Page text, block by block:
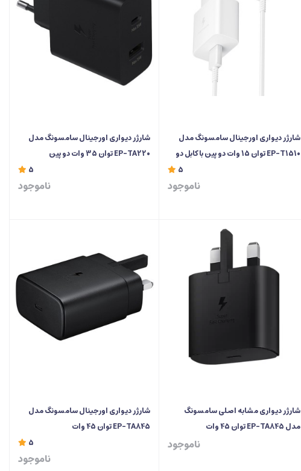
شارژر دیواری اورجینال سامسونگ مدل
EP-T1510 توان 15 وات دو پین با کابل دو
5
ناموجود
شارژر دیواری اورجینال سامسونگ مدل
EP-TA220 توان 35 وات دو پین
5
ناموجود
شارژر دیواری مشابه اصلی سامسونگ
مدل EP-TA845 توان 45 وات
ناموجود
شارژر دیواری اورجینال سامسونگ مدل
EP-TA845 توان 45 وات
5
ناموجود